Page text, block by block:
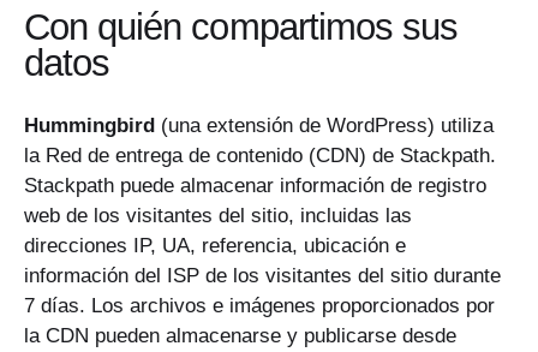
Con quién compartimossus
datos
Hummingbird (una extensión de WordPress) utiliza
la Red de entrega de contenido (CDN) de Stackpath.
Stackpath puede almacenar información de registro
web de los visitantes del sitio, incluidas las
direcciones IP, UA, referencia, ubicación e
información del ISP de los visitantes del sitio durante
7 días. Los archivos e imágenes proporcionados por
la CDN pueden almacenarse y publicarse desde